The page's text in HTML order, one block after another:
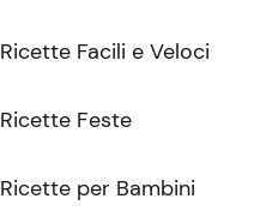
Ricette Facili e Veloci
Ricette Feste
Ricette per Bambini